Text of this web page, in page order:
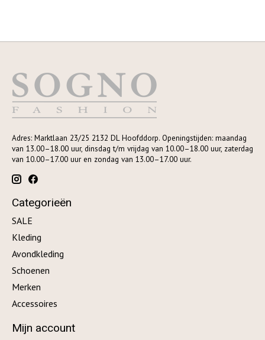
Adres: Marktlaan 23/25 2132 DL Hoofddorp. Openingstijden: maandag
van 13.00–18.00 uur, dinsdag t/m vrijdag van 10.00–18.00 uur, zaterdag
van 10.00–17.00 uur en zondag van 13.00–17.00 uur.
Categorieën
SALE
Kleding
Avondkleding
Schoenen
Merken
Accessoires
Mijn account